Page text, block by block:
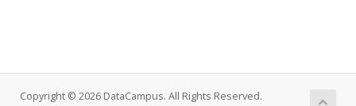
Copyright © 2026 DataCampus. All Rights Reserved.